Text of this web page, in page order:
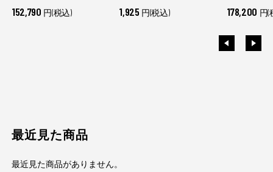
152,790 円(税込) 1,925 円(税込) 178,200 円(
最近見た商品
最近見た商品がありません。